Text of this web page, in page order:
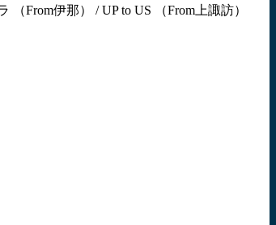
From伊那） / UP to US （From上諏訪）